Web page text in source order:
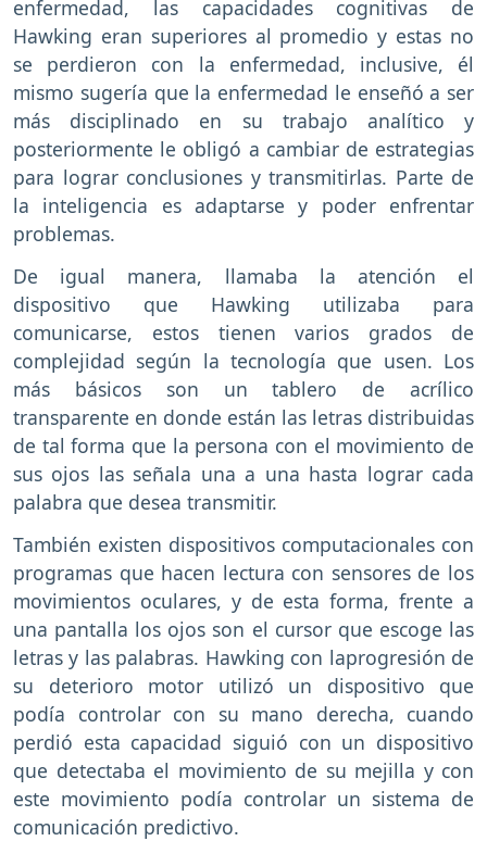
enfermedad, las capacidades cognitivas de
Hawking eran superiores al promedio y estas no
se perdieron con la enfermedad, inclusive, él
mismo sugería que la enfermedad le enseñó a ser
más disciplinado en su trabajo analítico y
posteriormente le obligó a cambiar de estrategias
para lograr conclusiones y transmitirlas. Parte de
la inteligencia es adaptarse y poder enfrentar
problemas.
De igual manera, llamaba la atención el
dispositivo que Hawking utilizaba para
comunicarse, estos tienen varios grados de
complejidad según la tecnología que usen. Los
más básicos son un tablero de acrílico
transparente en donde están las letras distribuidas
de tal forma que la persona con el movimiento de
sus ojos las señala una a una hasta lograr cada
palabra que desea transmitir.
También existen dispositivos computacionales con
programas que hacen lectura con sensores de los
movimientos oculares, y de esta forma, frente a
una pantalla los ojos son el cursor que escoge las
letras y las palabras. Hawking con laprogresión de
su deterioro motor utilizó un dispositivo que
podía controlar con su mano derecha, cuando
perdió esta capacidad siguió con un dispositivo
que detectaba el movimiento de su mejilla y con
este movimiento podía controlar un sistema de
comunicación predictivo.